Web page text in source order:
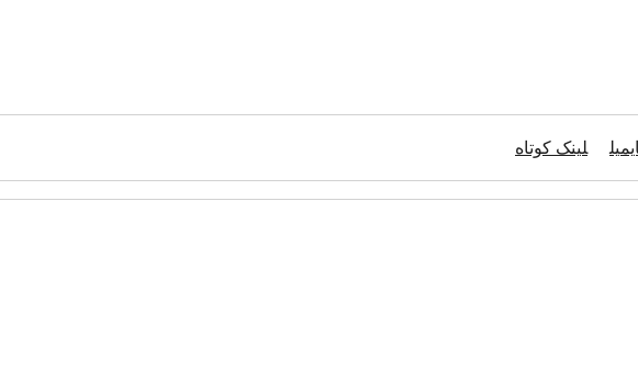
لینک کوتاه